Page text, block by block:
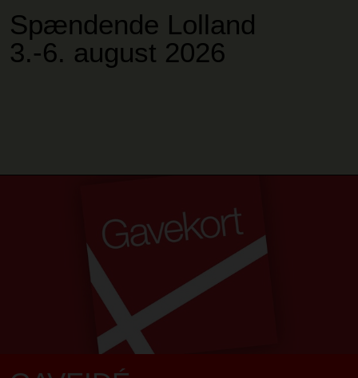
Spændende Lolland
3.-6. august 2026